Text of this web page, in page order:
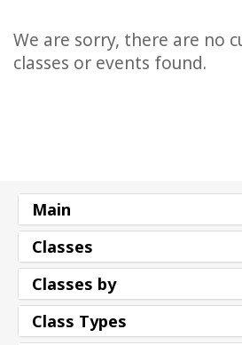
Açın
We are sorry, there are no
classes or events found.
Main
Classes
Classes by
Class Types